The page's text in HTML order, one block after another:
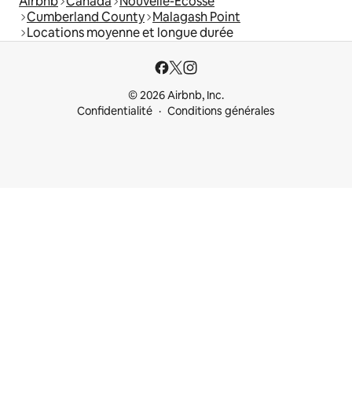
Cumberland County Malagash Point
Locations moyenne et longue durée
© 2026 Airbnb, Inc.
Confidentialité
Conditions générales